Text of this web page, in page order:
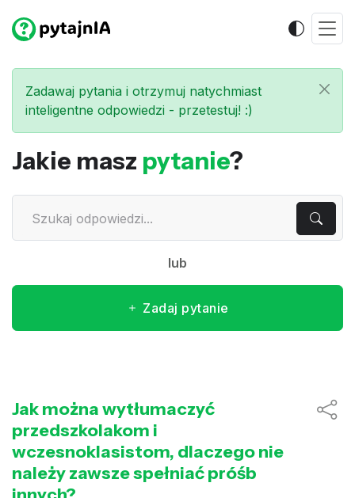
Zadawaj pytania i otrzymuj natychmiast
inteligentne odpowiedzi - przetestuj! :)
Jakie masz pytanie?
lub
Zadaj pytanie
Jak można wytłumaczyć
przedszkolakom i
wczesnoklasistom, dlaczego nie
należy zawsze spełniać próśb